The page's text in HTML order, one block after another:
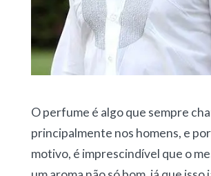
O perfume é algo que sempre
principalmente nos homens, e
motivo, é imprescindível que o